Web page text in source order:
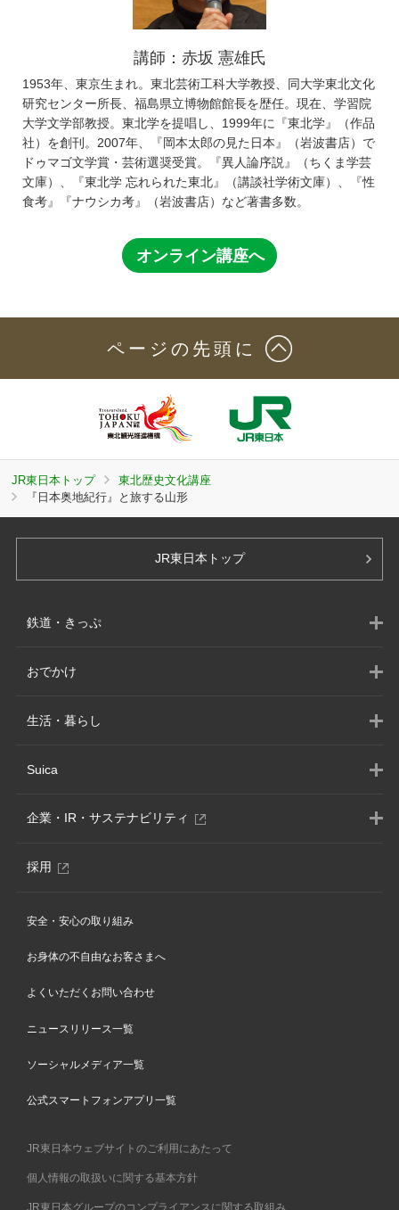
講師：赤坂 憲雄氏
1953年、東京生まれ。東北芸術工科大学教授、同大学東北文化
研究センター所長、福島県立博物館館長を歴任。現在、学習院
大学文学部教授。東北学を提唱し、1999年に『東北学』（作品
社）を創刊。2007年、『岡本太郎の見た日本』（岩波書店）で
ドゥマゴ文学賞・芸術選奨受賞。『異人論序説』（ちくま学芸
文庫）、『東北学 忘れられた東北』（講談社学術文庫）、『性
食考』『ナウシカ考』（岩波書店）など著書多数。
オンライン講座へ
ページの先頭に
JR東日本トップ
東北歴史文化講座
『日本奥地紀行』と旅する山形
JR東日本トップ
鉄道・きっぷ
おでかけ
生活・暮らし
Suica
企業・IR・サステナビリティ
別
採用 別
ン
ウ
開
ま
安全・安心の取り組み
お身体の不自由なお客さまへ
よくいただくお問い合わせ
ニュースリリース一覧
ソーシャルメディア一覧
公式スマートフォンアプリ一覧
JR東日本ウェブサイトのご利用にあたって
個人情報の取扱いに関する基本方針
JR東日本グループのコンプライアンスに関する取組み